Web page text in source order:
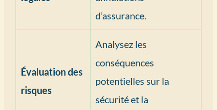
d’assurance.
Évaluation des
risques
Analysez les
conséquences
potentielles sur la
sécurité et la